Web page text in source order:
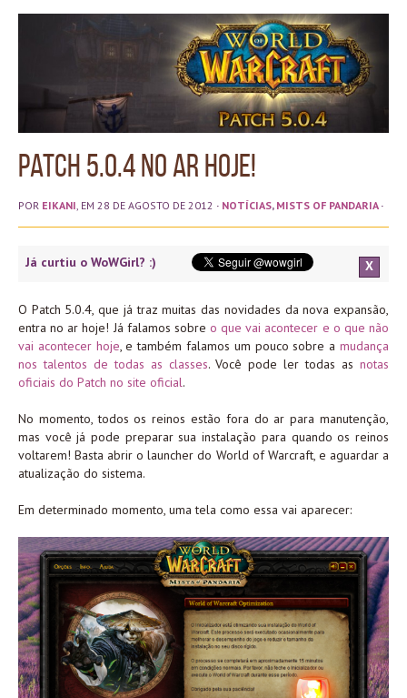
Patch 5.0.4 no ar hoje!
POR EIKANI , EM 28 DE AGOSTO DE 2012 · NOTÍCIAS, MISTS OF PANDARIA·
Já curtiu o WoWGirl? :) X
O Patch 5.0.4, que já traz muitas das novidades da nova expansão,
entra no ar hoje! Já falamos sobre o que vai acontecer e o que não
vai acontecer hoje, e também falamos um pouco sobre amudança
nos talentos de todas as classes. Você pode ler todas asnotas
oficiais do Patch no site oficial.
No momento, todos os reinos estão fora do ar para manutenção,
mas você já pode preparar sua instalação para quando os reinos
voltarem! Basta abrir o launcher do World of Warcraft, e aguardar a
atualização do sistema.
Em determinado momento, uma tela como essa vai aparecer: